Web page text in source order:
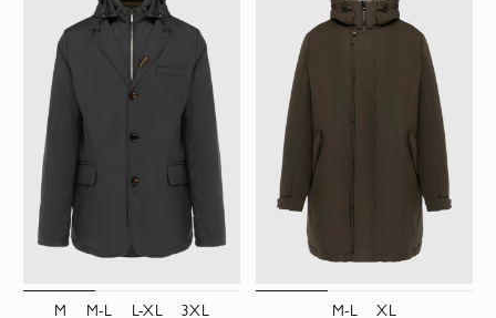
M M-L L-XL 3XL M-L XL